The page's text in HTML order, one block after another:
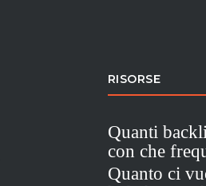
RISORSE
Quanti
con che
Quanto ci